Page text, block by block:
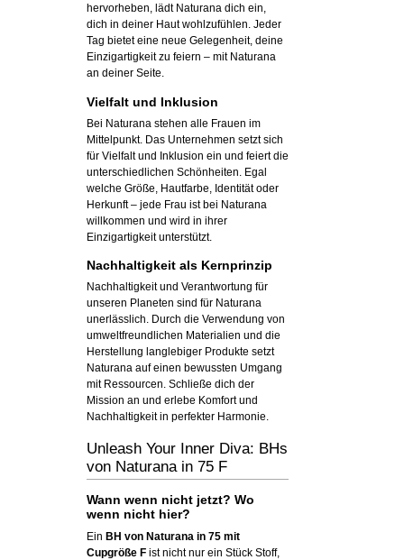
hervorheben, lädt Naturana dich ein,
dich in deiner Haut wohlzufühlen. Jeder
Tag bietet eine neue Gelegenheit, deine
Einzigartigkeit zu feiern – mit Naturana
an deiner Seite.
Vielfalt und Inklusion
Bei Naturana stehen alle Frauen im
Mittelpunkt. Das Unternehmen setzt sich
für Vielfalt und Inklusion ein und feiert die
unterschiedlichen Schönheiten. Egal
welche Größe, Hautfarbe, Identität oder
Herkunft – jede Frau ist bei Naturana
willkommen und wird in ihrer
Einzigartigkeit unterstützt.
Nachhaltigkeit als Kernprinzip
Nachhaltigkeit und Verantwortung für
unseren Planeten sind für Naturana
unerlässlich. Durch die Verwendung von
umweltfreundlichen Materialien und die
Herstellung langlebiger Produkte setzt
Naturana auf einen bewussten Umgang
mit Ressourcen. Schließe dich der
Mission an und erlebe Komfort und
Nachhaltigkeit in perfekter Harmonie.
Unleash Your Inner Diva: BHs
von Naturana in 75 F
Wann wenn nicht jetzt? Wo
wenn nicht hier?
Ein BH von Naturana in 75 mit
Cupgröße Fist nicht nur ein Stück Stoff,